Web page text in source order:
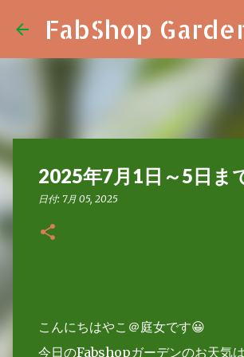
FabShop
2025年7月1日～5日ま
日付: 7月 05, 2025
こんにちはやこ＠庭女です😀
今日のFabshopガーデンのお天気は